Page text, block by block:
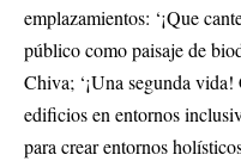
emplazamientos: ‘¡Que
público como paisaje de
Chiva; ‘¡Una segunda
edificios en entornos
para crear entornos